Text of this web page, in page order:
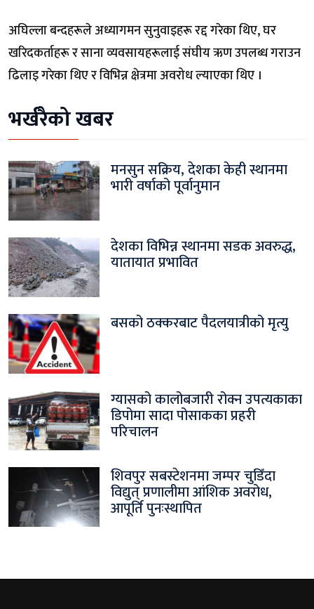
अघिल्ला बन्दहरूले अध्यागमन सुनुवाइहरू रद्द गरेका थिए, घर
खरिदकर्ताहरू र साना व्यवसायहरूलाई संघीय ऋण उपलब्ध गराउन
ढिलाइ गरेका थिए र विभिन्न क्षेत्रमा अवरोध ल्याएका थिए ।
भर्खरैको खबर
मनसुन सक्रिय, देशका केही स्थानमा
भारी वर्षाको पूर्वानुमान
देशका विभिन्न स्थानमा सडक अवरुद्ध,
यातायात प्रभावित
बसको ठक्करबाट पैदलयात्रीको मृत्यु
ग्यासको कालोबजारी रोक्न उपत्यकाका
डिपोमा सादा पोसाकका प्रहरी
परिचालन
शिवपुर सबस्टेशनमा जम्पर चुडिँदा
विद्युत् प्रणालीमा आंशिक अवरोध,
आपूर्ति पुनःस्थापित